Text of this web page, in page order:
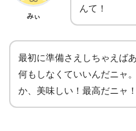
みぃ
んて！
最初に準備さえしちゃえば
何もしなくていいんだニャ
か、美味しい！最高だニャ！